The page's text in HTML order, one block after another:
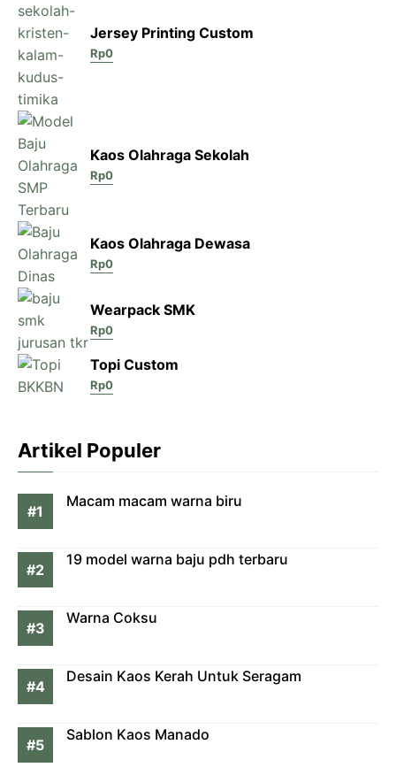
Jersey Printing Custom
Rp0
Kaos Olahraga Sekolah
Rp0
Kaos Olahraga Dewasa
Rp0
Wearpack SMK
Rp0
Topi Custom
Rp0
Artikel Populer
Macam macam warna biru
19 model warna baju pdh terbaru
Warna Coksu
Desain Kaos Kerah Untuk Seragam
Sablon Kaos Manado